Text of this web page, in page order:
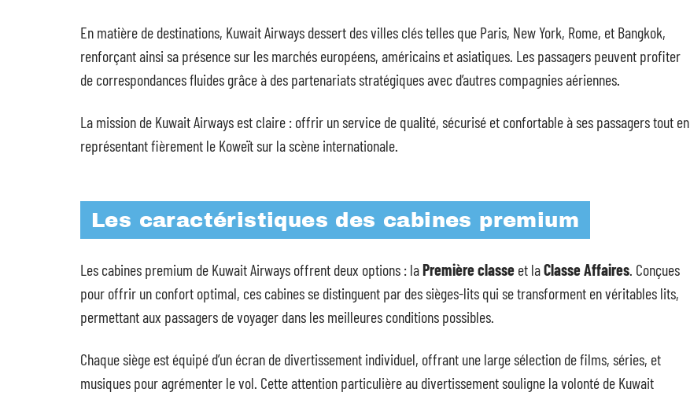
En matière de destinations, Kuwait Airways dessert des villes clés telles que Paris, New York, Rome, et Bangkok,
renforçant ainsi sa présence sur les marchés européens, américains et asiatiques. Les passagers peuvent profiter
de correspondances fluides grâce à des partenariats stratégiques avec d’autres compagnies aériennes.
La mission de Kuwait Airways est claire : offrir un service de qualité, sécurisé et confortable à ses passagers tout en
représentant fièrement le Koweït sur la scène internationale.
Les caractéristiques des cabines premium
Les cabines premium de Kuwait Airways offrent deux options : laPremière classe et laClasse Affaires. Conçues
pour offrir un confort optimal, ces cabines se distinguent par des sièges-lits qui se transforment en véritables lits,
permettant aux passagers de voyager dans les meilleures conditions possibles.
Chaque siège est équipé d’un écran de divertissement individuel, offrant une large sélection de films, séries, et
musiques pour agrémenter le vol. Cette attention particulière au divertissement souligne la volonté de Kuwait